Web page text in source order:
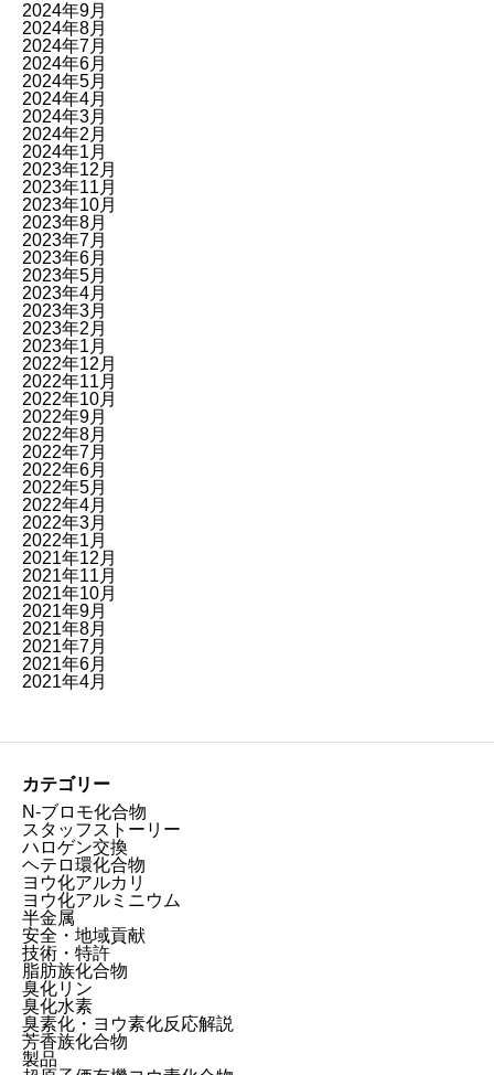
2024年9月
2024年8月
2024年7月
2024年6月
2024年5月
2024年4月
2024年3月
2024年2月
2024年1月
2023年12月
2023年11月
2023年10月
2023年8月
2023年7月
2023年6月
2023年5月
2023年4月
2023年3月
2023年2月
2023年1月
2022年12月
2022年11月
2022年10月
2022年9月
2022年8月
2022年7月
2022年6月
2022年5月
2022年4月
2022年3月
2022年1月
2021年12月
2021年11月
2021年10月
2021年9月
2021年8月
2021年7月
2021年6月
2021年4月
カテゴリー
N-ブロモ化合物
スタッフストーリー
ハロゲン交換
ヘテロ環化合物
ヨウ化アルカリ
ヨウ化アルミニウム
半金属
安全・地域貢献
技術・特許
脂肪族化合物
臭化リン
臭化水素
臭素化・ヨウ素化反応解説
芳香族化合物
製品